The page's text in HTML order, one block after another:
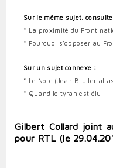
Sur le même sujet,
* La proximité du Front
* Pourquoi s'opposer au
Sur un sujet connexe :
* Le Nord (Jean Bruller
* Quand le tyran est élu
Gilbert Collard joint
pour RTL (le